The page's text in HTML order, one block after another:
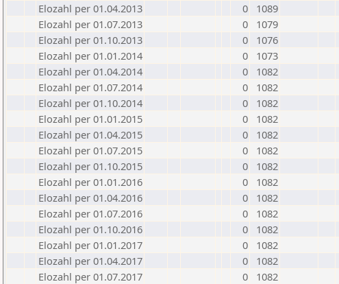
Elozahl per 01.04.2013
0
1089
Elozahl per 01.07.2013
0
1079
Elozahl per 01.10.2013
0
1076
Elozahl per 01.01.2014
0
1073
Elozahl per 01.04.2014
0
1082
Elozahl per 01.07.2014
0
1082
Elozahl per 01.10.2014
0
1082
Elozahl per 01.01.2015
0
1082
Elozahl per 01.04.2015
0
1082
Elozahl per 01.07.2015
0
1082
Elozahl per 01.10.2015
0
1082
Elozahl per 01.01.2016
0
1082
Elozahl per 01.04.2016
0
1082
Elozahl per 01.07.2016
0
1082
Elozahl per 01.10.2016
0
1082
Elozahl per 01.01.2017
0
1082
Elozahl per 01.04.2017
0
1082
Elozahl per 01.07.2017
0
1082